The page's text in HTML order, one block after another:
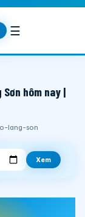
☰
hôm nay |
lang-son
Xem